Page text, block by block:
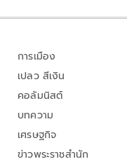
การเมือง
เปลว สีเงิน
คอลัมนิสต์
บทความ
เศรษฐกิจ
ข่าวพระราชสำนัก